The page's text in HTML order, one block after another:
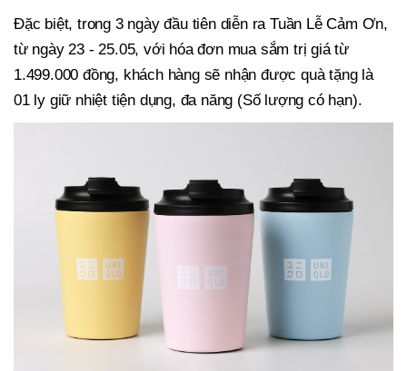
Đặc biệt, trong 3 ngày đầu tiên diễn ra Tuần Lễ Cảm Ơn,
từ ngày 23 - 25.05, với hóa đơn mua sắm trị giá từ
1.499.000 đồng, khách hàng sẽ nhận được quà tặng là
01 ly giữ nhiệt tiện dụng, đa năng (Số lượng có hạn).